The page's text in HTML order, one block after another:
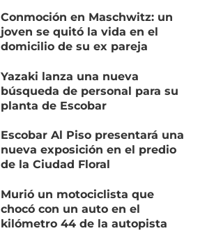
Conmoción en Maschwitz: un
joven se quitó la vida en el
domicilio de su ex pareja
Yazaki lanza una nueva
búsqueda de personal para su
planta de Escobar
Escobar Al Piso presentará una
nueva exposición en el predio
de la Ciudad Floral
Murió un motociclista que
chocó con un auto en el
kilómetro 44 de la autopista